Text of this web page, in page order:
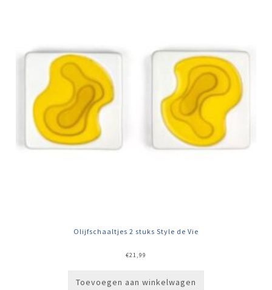
Olijfschaaltjes 2 stuks Style de Vie
€21,99
Toevoegen aan winkelwagen